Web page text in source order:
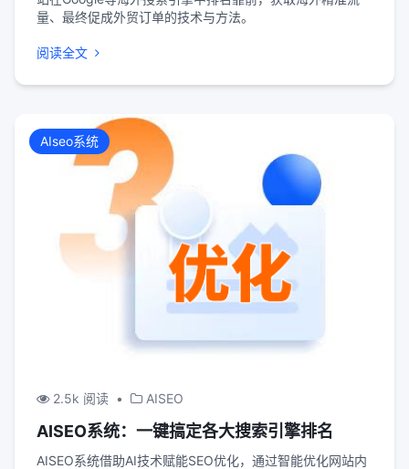
量、最终促成外贸订单的技术与方法。
阅读全文
AIseo系统
2.5k 阅读 • AISEO
AISEO系统：一键搞定各大搜索引擎排名
AISEO系统借助AI技术赋能SEO优化，通过智能优化网站内